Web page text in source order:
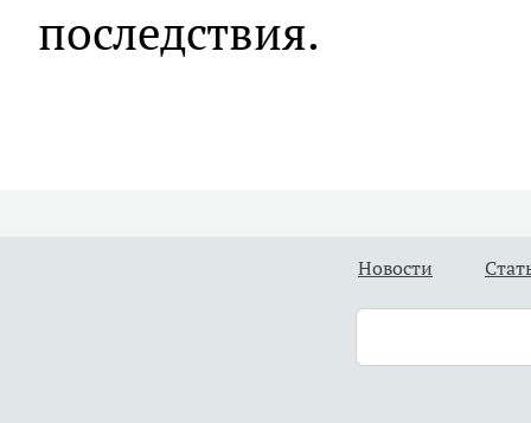
последствия.
Новости